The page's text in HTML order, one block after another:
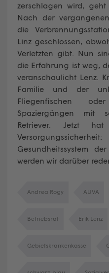
zerschlagen wird, geht
Nach der
die
Linz geschlossen,
Verletzten gibt. Nun
die Erfahrung ist weg,
veranschaulicht Lenz.
Familie und der
Fliegenfischen
Spaziergängen mit
Retriever. Jetzt
Gesundheitssystem
werden wir darüber
Andrea Rogy AUVA
Betriebsrat Erik Lenz
Gebietskrankenkasse